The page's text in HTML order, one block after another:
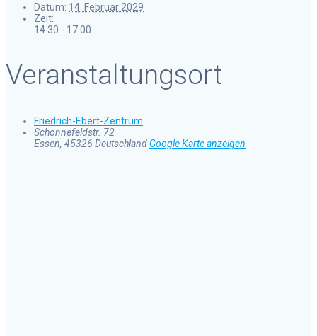
Datum: 14. Februar 2029
Zeit:
14:30 - 17:00
Veranstaltungsort
Friedrich-Ebert-Zentrum
Schonnefeldstr. 72
Essen, 45326 Deutschland Google Karte anzeigen